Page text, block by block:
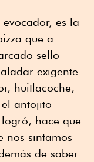
es la
que a
sello
exigente
huitlacoche,
antojito
hace que
nos sintamos
de saber